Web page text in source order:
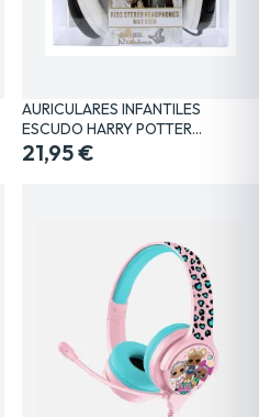
AURICULARES INFANTILES
ESCUDO HARRY POTTER…
21,95 €